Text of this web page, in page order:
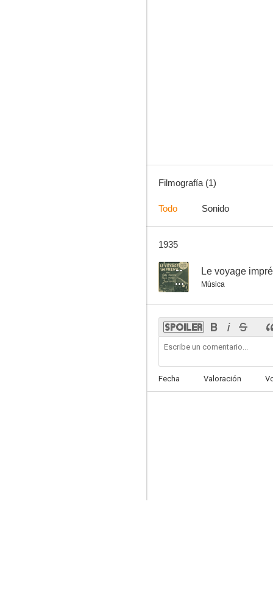
Filmografía (1)
Todo Sonido
1935
-- Le voyage
Música
Fecha Valoración